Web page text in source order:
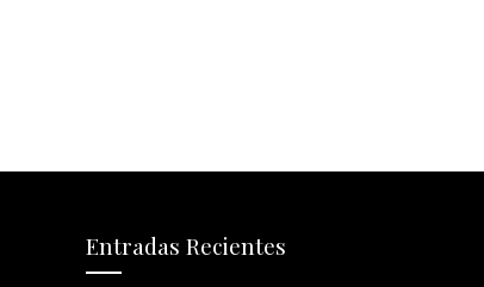
Entradas Recientes